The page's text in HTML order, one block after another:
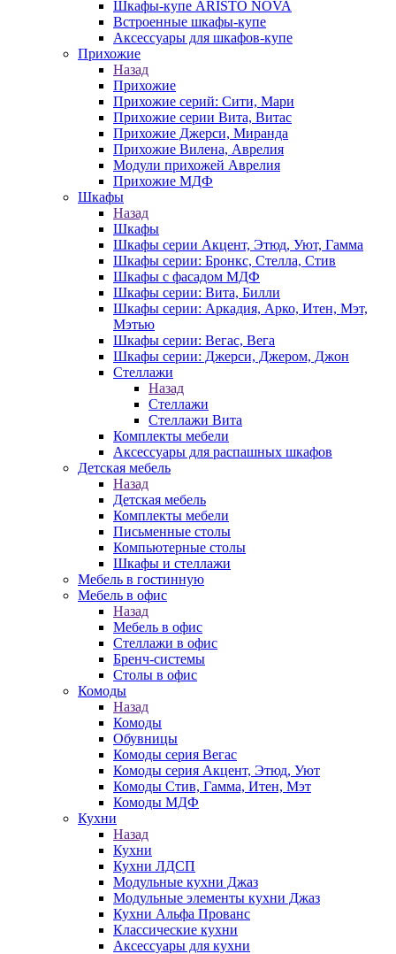
Шкафы-купе ARISTO NOVA
Встроенные шкафы-купе
Аксессуары для шкафов-купе
Прихожие
Назад
Прихожие
Прихожие серий: Сити, Мари
Прихожие серии Вита, Витас
Прихожие Джерси, Миранда
Прихожие Вилена, Аврелия
Модули прихожей Аврелия
Прихожие МДФ
Шкафы
Назад
Шкафы
Шкафы серии Акцент, Этюд, Уют, Гамма
Шкафы серии: Бронкс, Стелла, Стив
Шкафы с фасадом МДФ
Шкафы серии: Вита, Билли
Шкафы серии: Аркадия, Арко, Итен, Мэт,
Мэтью
Шкафы серии: Вегас, Вега
Шкафы серии: Джерси, Джером, Джон
Стеллажи
Назад
Стеллажи
Стеллажи Вита
Комплекты мебели
Аксессуары для распашных шкафов
Детская мебель
Назад
Детская мебель
Комплекты мебели
Письменные столы
Компьютерные столы
Шкафы и стеллажи
Мебель в гостинную
Мебель в офис
Назад
Мебель в офис
Стеллажи в офис
Бренч-системы
Столы в офис
Комоды
Назад
Комоды
Обувницы
Комоды серия Вегас
Комоды серия Акцент, Этюд, Уют
Комоды Стив, Гамма, Итен, Мэт
Комоды МДФ
Кухни
Назад
Кухни
Кухни ЛДСП
Модульные кухни Джаз
Модульные элементы кухни Джаз
Кухни Альфа Прованс
Классические кухни
Аксессуары для кухни